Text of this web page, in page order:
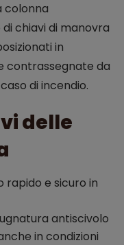
colonna
chiavi di manovra
in
contrassegnate da
di incendio.
delle
e sicuro in
antiscivolo
in condizioni